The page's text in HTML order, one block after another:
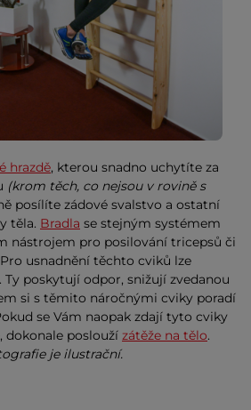
hrazdě, kterou snadno uchytíte za
(krom těch, co nejsou v rovině s
posílíte zádové svalstvo a ostatní
těla. Bradla se stejným systémem
nástrojem pro posilování tricepsů či
usnadnění těchto cviků lze
. Ty poskytují odpor, snižují zvedanou
si s těmito náročnými cviky poradí
se Vám naopak zdají tyto cviky
dokonale poslouží zátěže na tělo.
je ilustrační.